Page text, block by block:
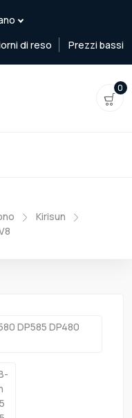
di reso Prezzi bassi
0
Kirisun